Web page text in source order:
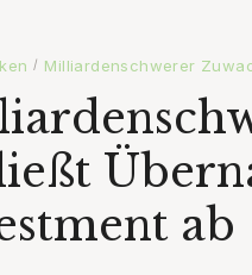
/ Milliardenschwerer
ab